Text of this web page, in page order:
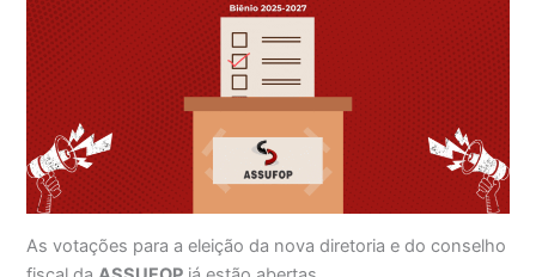
As votações para a eleição da nova diretoria e do conselho